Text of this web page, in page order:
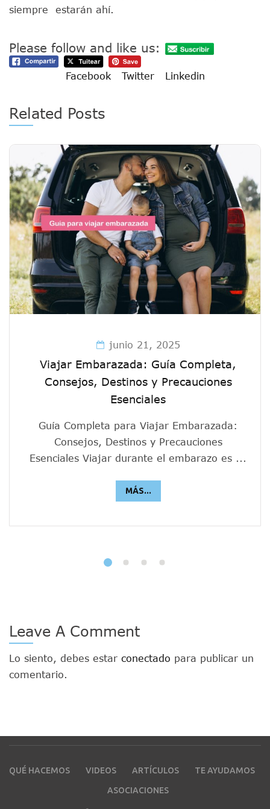
siempre estarán ahí.
Please follow and like us:
Facebook Twitter Linkedin
Related Posts
junio 21, 2025
Viajar Embarazada: Guía Completa,
Consejos, Destinos y Precauciones
Esenciales
Guía Completa para Viajar Embarazada:
Consejos, Destinos y Precauciones
Esenciales Viajar durante el embarazo es ...
MÁS...
Leave A Comment
Lo siento, debes estar conectado para publicar un
comentario.
QUÉ HACEMOS VIDEOS ARTÍCULOS TE AYUDAMOS
ASOCIACIONES